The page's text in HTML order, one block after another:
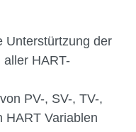
Unterstürtzung der
aller HART-
PV-, SV-, TV-,
HART Variablen